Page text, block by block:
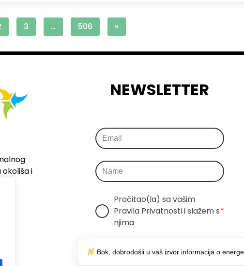
3 … 506 »
i
NEWSLETTER
Pročitao(la) sa vašim
Pravila Privatnosti i slažem s
njima
*
informacije, bez spama
*
Bok, dobrodošli u vaš izvor informacija o